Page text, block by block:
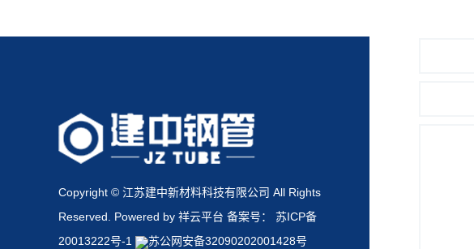
Copyright © 江苏建中新材料科技有限公司 All Rights
Reserved. Powered by 祥云平台 备案号： 苏ICP备
20013222号-1
苏公网安备32090202001428号